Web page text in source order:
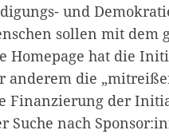
und
sollen mit dem
Homepage hat die
anderem die
Finanzierung der
nach